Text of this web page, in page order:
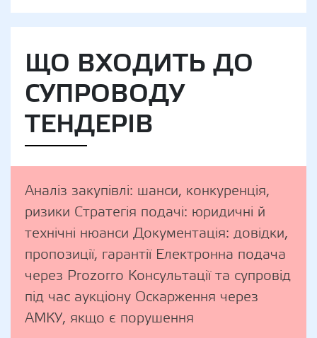
ЩО ВХОДИТЬ ДО
СУПРОВОДУ
ТЕНДЕРІВ
Аналіз закупівлі: шанси, конкуренція,
ризики Стратегія подачі: юридичні й
технічні нюанси Документація: довідки,
пропозиції, гарантії Електронна подача
через Prozorro Консультації та супровід
під час аукціону Оскарження через
АМКУ, якщо є порушення